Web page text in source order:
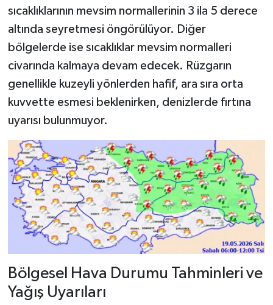
sıcaklıklarının mevsim normallerinin 3 ila 5 derece
altında seyretmesi öngörülüyor. Diğer
bölgelerde ise sıcaklıklar mevsim normalleri
civarında kalmaya devam edecek. Rüzgarın
genellikle kuzeyli yönlerden hafif, ara sıra orta
kuvvette esmesi beklenirken, denizlerde fırtına
uyarısı bulunmuyor.
Bölgesel Hava Durumu Tahminleri ve
Yağış Uyarıları